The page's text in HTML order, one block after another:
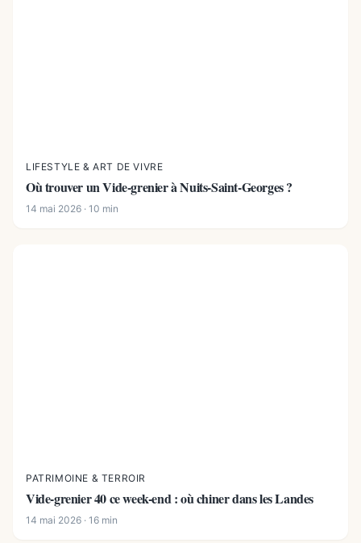
LIFESTYLE & ART DE VIVRE
Où trouver un Vide-grenier à Nuits-Saint-Georges ?
14 mai 2026 · 10 min
PATRIMOINE & TERROIR
Vide-grenier 40 ce week-end : où chiner dans les Landes
14 mai 2026 · 16 min